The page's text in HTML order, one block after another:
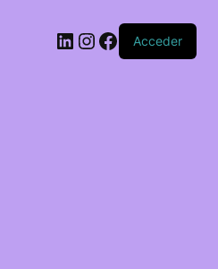
LinkedIn
Instagram
Facebook
Acceder